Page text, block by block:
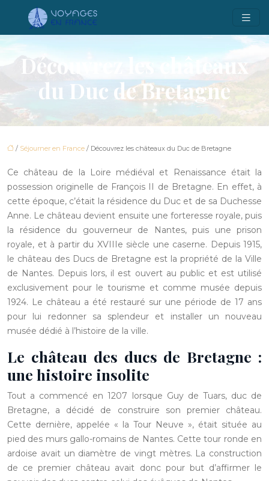
Découvrez les châteaux
du Duc de Bretagne
/ Séjourner en France / Découvrez les châteaux du Duc de Bretagne
Ce château de la Loire médiéval et Renaissance était la
possession originelle de François II de Bretagne. En effet, à
cette époque, c’était la résidence du Duc et de sa Duchesse
Anne. Le château devient ensuite une forteresse royale, puis
la résidence du gouverneur de Nantes, puis une prison
royale, et à partir du XVIIIe siècle une caserne. Depuis 1915,
le château des Ducs de Bretagne est la propriété de la Ville
de Nantes. Depuis lors, il est ouvert au public et est utilisé
exclusivement pour le tourisme et comme musée depuis
1924. Le château a été restauré sur une période de 17 ans
pour lui redonner sa splendeur et installer un nouveau
musée dédié à l’histoire de la ville.
Le château des ducs de Bretagne :
une histoire insolite
Tout a commencé en 1207 lorsque Guy de Tuars, duc de
Bretagne, a décidé de construire son premier château.
Cette dernière, appelée « la Tour Neuve », était située au
pied des murs gallo-romains de Nantes. Cette tour ronde en
ardoise avait un diamètre de vingt mètres. La construction
de ce premier château avait donc pour but d’affirmer le